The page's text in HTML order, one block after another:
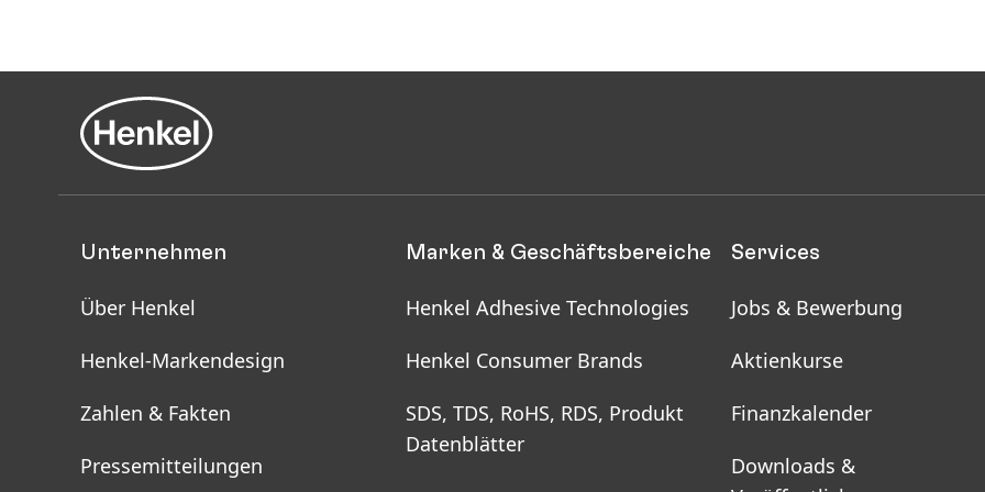
Unternehmen
Über Henkel
Henkel-Markendesign
Zahlen & Fakten
Pressemitteilungen
Marken & Geschäftsbereiche
Henkel Adhesive Technologies
Henkel Consumer Brands
SDS, TDS, RoHS, RDS, Produkt
Datenblätter
Services
Jobs & Bewerbung
Aktienkurse
Finanzkalender
Downloads &